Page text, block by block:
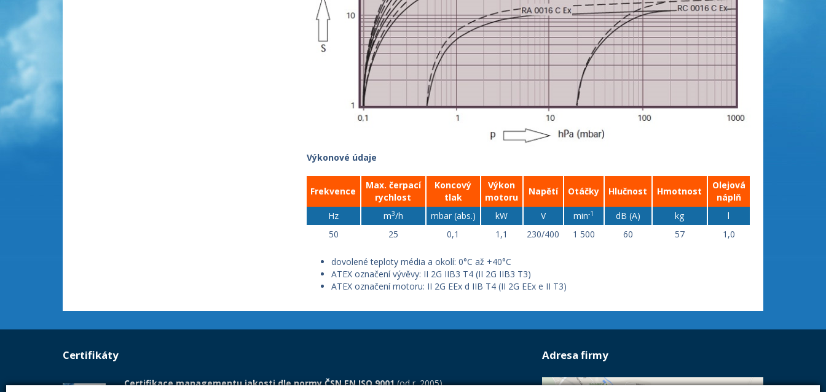
Výkonové údaje
Frekvence
Max. čerpací
rychlost
Koncový
tlak
Výkon
motoru
Napětí Otáčky Hlučnost Hmotnost
Olejová
náplň
Hz
m3/h mbar (abs.) kW V min-1 dB (A) kg
l
50
25 0,1 1,1 230/400 1 500 60 57 1,0
dovolené teploty média a okolí: 0°C až +40°C
ATEX označení vývěvy: II 2G IIB3 T4 (II 2G IIB3 T3)
ATEX označení motoru: II 2G EEx d IIB T4 (II 2G EEx e II T3)
Certifikáty
Certifikace managementu jakosti dle normy ČSN EN ISO 9001(od r. 2005).
Adresa firmy